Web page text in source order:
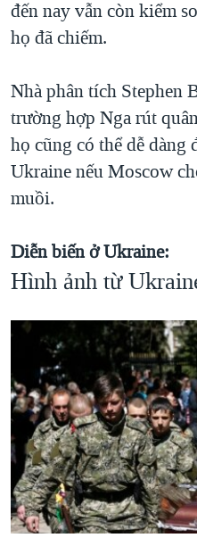
đến nay vẫn còn kiểm
họ đã chiếm.
Nhà phân tích Stephen
trường hợp Nga rút
họ cũng có thể dễ
Ukraine nếu Moscow
muồi.
Diễn biến ở Ukraine:
Hình ảnh từ